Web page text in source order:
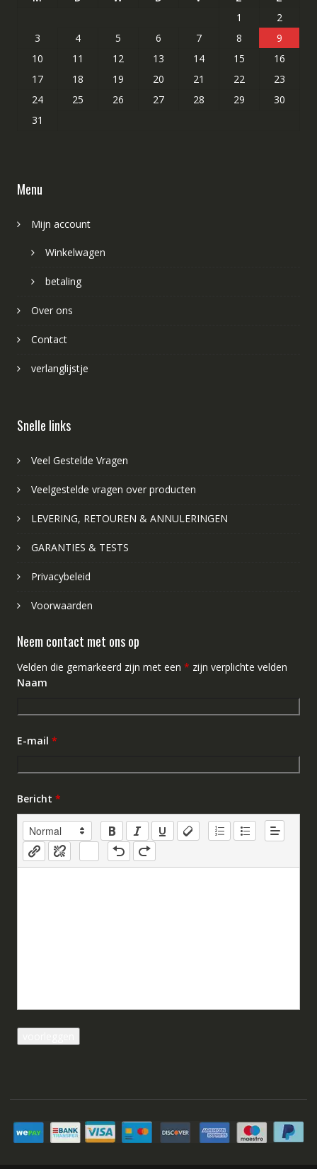
1
2
3
4 5 6 7 8
9
10
11 12 13 14 15
16
17
18 19 20 21 22
23
24
25 26 27 28 29
30
31
Menu
Mijn account
Winkelwagen
betaling
Over ons
Contact
verlanglijstje
Snelle links
Veel Gestelde Vragen
Veelgestelde vragen over producten
LEVERING, RETOUREN & ANNULERINGEN
GARANTIES & TESTS
Privacybeleid
Voorwaarden
Neem contact met ons op
Velden die gemarkeerd zijn met een * zijn verplichte velden
Naam
E-mail *
Bericht *